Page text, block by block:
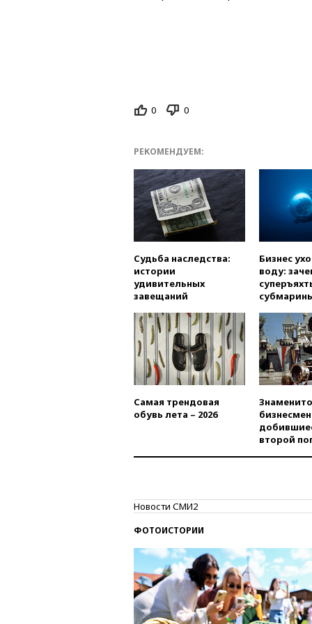
0 0
РЕКОМЕНДУЕМ:
Судьба наследства:
истории
удивительных
завещаний
Бизнес
воду:
Самая трендовая
обувь лета – 2026
второй
Новости СМИ2
ФОТОИСТОРИИ